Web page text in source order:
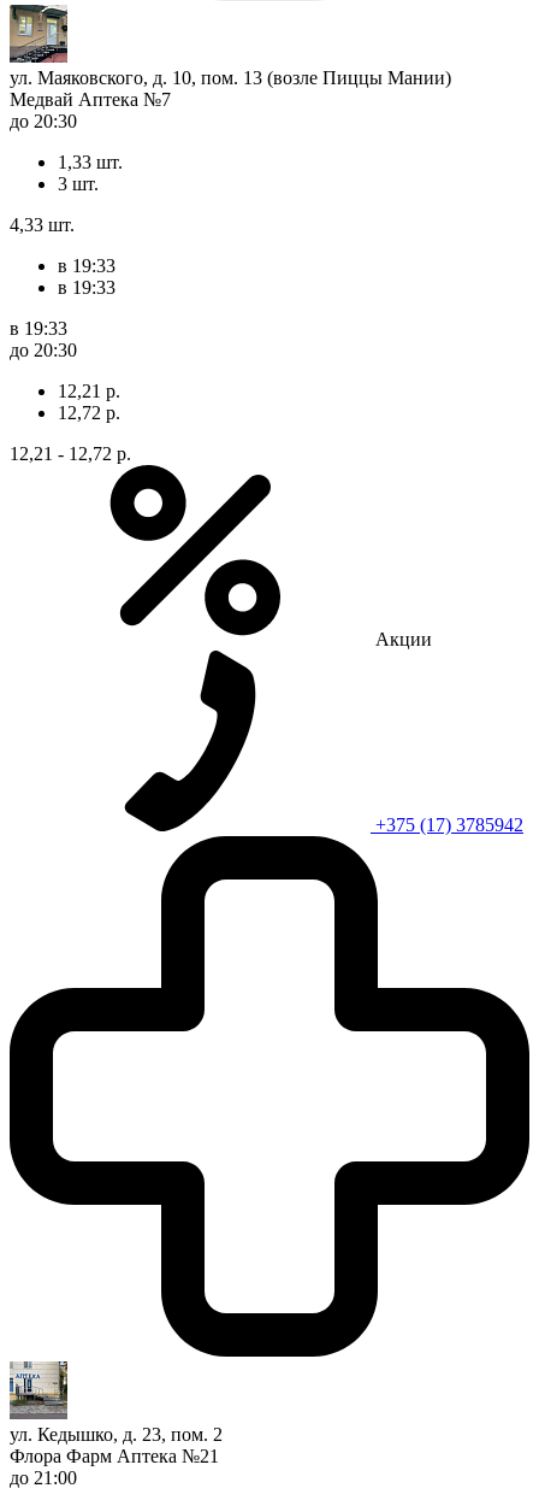
ул. Маяковского, д. 10, пом. 13 (возле Пиццы Мании)
Медвай Аптека №7
до 20:30
1,33 шт.
3 шт.
4,33 шт.
в 19:33
в 19:33
в 19:33
до 20:30
12,21 р.
12,72 р.
12,21 - 12,72 р.
Акции
+375 (17) 3785942
ул. Кедышко, д. 23, пом. 2
Флора Фарм Аптека №21
до 21:00